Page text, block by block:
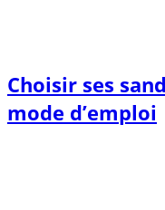
Choisir ses
mode d’emploi